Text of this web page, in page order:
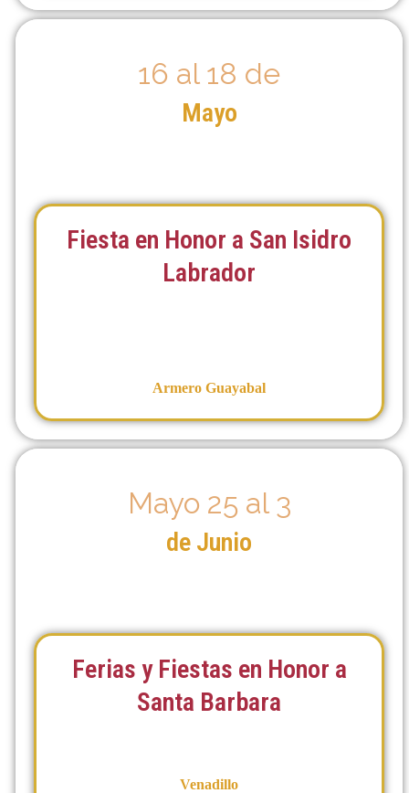
16 al 18 de
Mayo
Fiesta en Honor a San Isidro
Labrador
Armero Guayabal
Mayo 25 al 3
de Junio
Ferias y Fiestas en Honor a
Santa Barbara
Venadillo